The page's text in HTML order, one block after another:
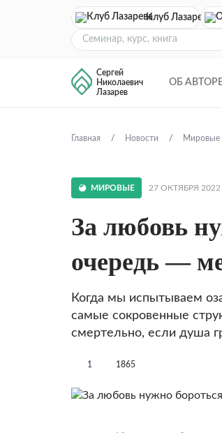
Клуб Лазарева
Сергей
Николаевич
Лазарев
ОБ
Главная Новости Мировые
МИРОВЫЕ 27 ОКТЯБРЯ 2022
За любовь
очередь —
Когда мы испытываем
самые сокровенные
смертельно, если душа
1 1865